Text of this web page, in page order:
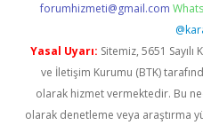
forumhizmeti@gmail.com
Yasal Uyarı: Sitemiz, 5651
ve İletişim Kurumu (BTK)
olarak hizmet vermektedir. Bu
olarak denetleme veya araştırma